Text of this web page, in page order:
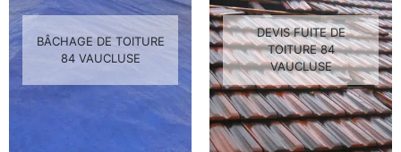
BÂCHAGE DE TOITURE
84 VAUCLUSE
DEVIS FUITE DE
TOITURE 84
VAUCLUSE